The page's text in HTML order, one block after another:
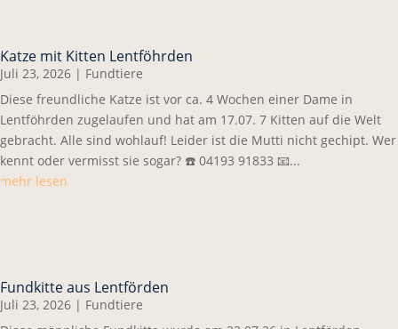
Katze mit Kitten Lentföhrden
Juli 23, 2026 | Fundtiere
Diese freundliche Katze ist vor ca. 4 Wochen einer Dame in
Lentföhrden zugelaufen und hat am 17.07. 7 Kitten auf die Welt
gebracht. Alle sind wohlauf! Leider ist die Mutti nicht gechipt. Wer
kennt oder vermisst sie sogar? ☎️ 04193 91833 📧...
mehr lesen
Fundkitte aus Lentförden
Juli 23, 2026 | Fundtiere